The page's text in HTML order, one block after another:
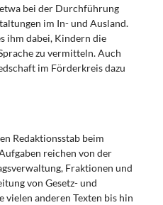
bei der Durchführung
im In- und Ausland.
ihm dabei, Kindern die
zu vermitteln. Auch
im Förderkreis dazu
Redaktionsstab beim
reichen von der
Fraktionen und
von Gesetz- und
anderen Texten bis hin